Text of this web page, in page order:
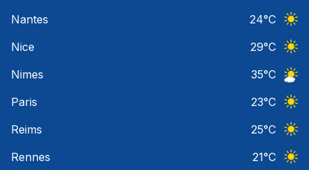
Nantes
24°C
Nice
29°C
Nimes
35°C
Paris
23°C
Reims
25°C
Rennes
21°C